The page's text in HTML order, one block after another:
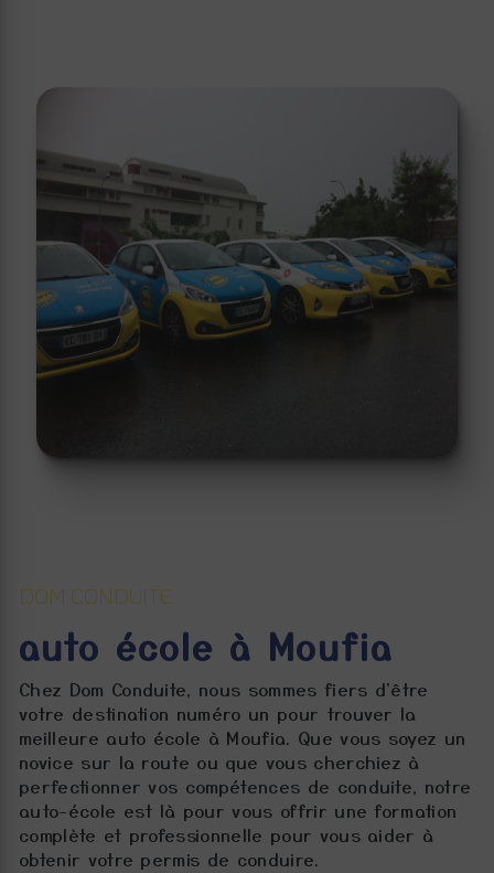
DOM CONDUITE
auto école à Moufia
Chez Dom Conduite, nous sommes fiers d'être
votre destination numéro un pour trouver la
meilleure auto école à Moufia. Que vous soyez un
novice sur la route ou que vous cherchiez à
perfectionner vos compétences de conduite, notre
auto-école est là pour vous offrir une formation
complète et professionnelle pour vous aider à
obtenir votre permis de conduire.